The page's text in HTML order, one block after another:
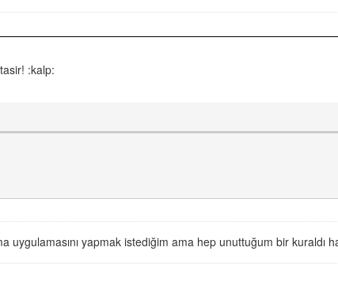
:kalp:
uygulamasını yapmak istediğim ama hep unuttuğum bir kuraldı